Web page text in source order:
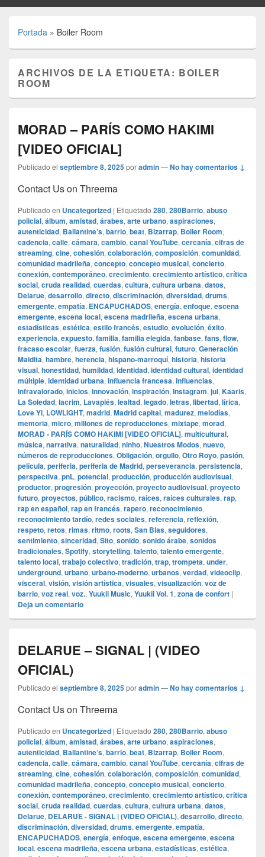
Portada » Boiler Room
ARCHIVOS DE LA ETIQUETA: BOILER
ROOM
MORAD – PARÍS COMO HAKIMI
[VIDEO OFICIAL]
Publicado el septiembre 8, 2025poradmin—No hay comentarios ↓
Contact Us on Threema
Publicado en Uncategorized | Etiquetado 280, 280Barrio, abuso
policial, álbum, amistad, árabes, arte urbano, aspiraciones,
autenticidad, Ballantine’s, barrio, beat, Bizarrap, Boiler Room,
cadencia, calle, cámara, cambio, canal YouTube, cercanía, cifras de
streaming, cine, cohesión, colaboración, composición, comunidad,
comunidad madrileña, concepto, concepto musical, concierto,
conexión, contemporáneo, crecimiento, crecimiento artístico, crítica
social, cruda realidad, cuerdas, cultura, cultura urbana, datos,
Delarue, desarrollo, directo, discriminación, diversidad, drums,
emergente, empatía, ENCAPUCHADOS, energía, enfoque, escena
emergente, escena local, escena madrileña, escena urbana,
estadísticas, estética, estilo francés, estudio, evolución, éxito,
experiencia, expuesto, familia, familia elegida, fanbase, fans, flow,
fracaso escolar, fuerza, fusión, fusión cultural, futuro, Generación
Maldita, hambre, herencia, hispano-marroquí, historia, historia
visual, honestidad, humildad, identidad, identidad cultural, identidad
múltiple, identidad urbana, influencia francesa, influencias,
infravalorado, inicios, innovación, inspiración, Instagram, jul, Kaaris,
La Soledad, lacrim, Lavapiés, lealtad, legado, letras, libertad, lírica,
Love Yi, LOWLIGHT, madrid, Madrid capital, madurez, melodías,
memoria, micro, millones de reproducciones, mixtape, morad,
MORAD - PARÍS COMO HAKIMI [VIDEO OFICIAL], multicultural,
música, narrativa, naturalidad, ninho, Nuestros Modos, nuevo,
números de reproducciones, Obligación, orgullo, Otro Royo, pasión,
película, periferia, periferia de Madrid, perseverancia, persistencia,
perspectiva, pnL, potencial, producción, producción audiovisual,
productor, progresión, proyección, proyecto audiovisual, proyecto
futuro, proyectos, público, racismo, raíces, raíces culturales, rap,
rap en español, rap en francés, rapero, reconocimiento,
reconocimiento tardío, redes sociales, referencia, reflexión,
respeto, retos, rimas, ritmo, roots, San Blas, seguidores,
sentimiento, sinceridad, Sito, sonido, sonido árabe, sonidos
tradicionales, Spotify, storytelling, talento, talento emergente,
talento local, trabajo colectivo, tradición, trap, trompeta, under,
underground, urbano, urbano-moderno, urbanos, verdad, videoclip,
visceral, visión, visión artística, visuales, visualización, voz de
barrio, voz real, voz., Yuukii Music, Yuukii Vol. 1, zona de confort |
Deja un comentario
DELARUE – SIGNAL | (VIDEO
OFICIAL)
Publicado el septiembre 8, 2025poradmin—No hay comentarios ↓
Contact Us on Threema
Publicado en Uncategorized | Etiquetado 280, 280Barrio, abuso
policial, álbum, amistad, árabes, arte urbano, aspiraciones,
autenticidad, Ballantine’s, barrio, beat, Bizarrap, Boiler Room,
cadencia, calle, cámara, cambio, canal YouTube, cercanía, cifras de
streaming, cine, cohesión, colaboración, composición, comunidad,
comunidad madrileña, concepto, concepto musical, concierto,
conexión, contemporáneo, crecimiento, crecimiento artístico, crítica
social, cruda realidad, cuerdas, cultura, cultura urbana, datos,
Delarue, DELARUE - SIGNAL | (VIDEO OFICIAL), desarrollo, directo,
discriminación, diversidad, drums, emergente, empatía,
ENCAPUCHADOS, energía, enfoque, escena emergente, escena
local, escena madrileña, escena urbana, estadísticas, estética,